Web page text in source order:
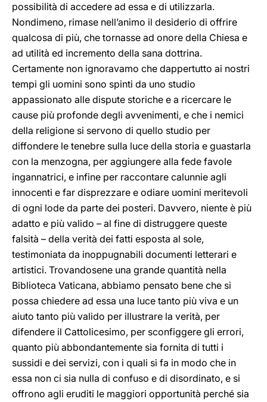
possibilità di accedere ad essa e di utilizzarla.
Nondimeno, rimase nell’animo il desiderio di offrire
qualcosa di più, che tornasse ad onore della Chiesa e
ad utilità ed incremento della sana dottrina.
Certamente non ignoravamo che dappertutto ai nostri
tempi gli uomini sono spinti da uno studio
appassionato alle dispute storiche e a ricercare le
cause più profonde degli avvenimenti, e che i nemici
della religione si servono di quello studio per
diffondere le tenebre sulla luce della storia e guastarla
con la menzogna, per aggiungere alla fede favole
ingannatrici, e infine per raccontare calunnie agli
innocenti e far disprezzare e odiare uomini meritevoli
di ogni lode da parte dei posteri. Davvero, niente è più
adatto e più valido – al fine di distruggere queste
falsità – della verità dei fatti esposta al sole,
testimoniata da inoppugnabili documenti letterari e
artistici. Trovandosene una grande quantità nella
Biblioteca Vaticana, abbiamo pensato bene che si
possa chiedere ad essa una luce tanto più viva e un
aiuto tanto più valido per illustrare la verità, per
difendere il Cattolicesimo, per sconfiggere gli errori,
quanto più abbondantemente sia fornita di tutti i
sussidi e dei servizi, con i quali si fa in modo che in
essa non ci sia nulla di confuso e di disordinato, e si
offrono agli eruditi le maggiori opportunità perché sia